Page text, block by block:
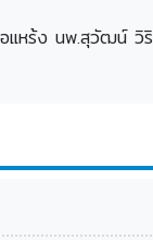
อแหร้ง นพ.สุวัฒน์ วิริ